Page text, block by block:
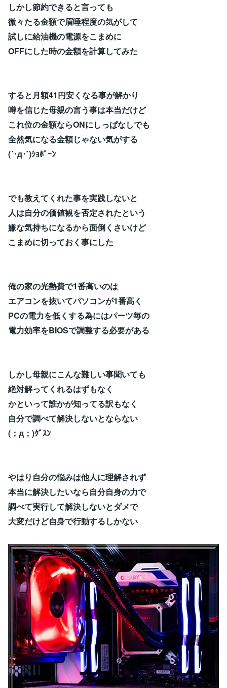
しかし節約できると言っても
微々たる金額で眉唾程度の気がして
試しに給油機の電源をこまめに
OFFにした時の金額を計算してみた
すると月額41円安くなる事が解かり
噂を信じた母親の言う事は本当だけど
これ位の金額ならONにしっぱなしでも
全然気になる金額じゃない気がする
(´･д･`)ｼｮﾎﾞｰﾝ
でも教えてくれた事を実践しないと
人は自分の価値観を否定されたという
嫌な気持ちになるから面倒くさいけど
こまめに切っておく事にした
俺の家の光熱費で1番高いのは
エアコンを抜いてパソコンが1番高く
PCの電力を低くする為にはパーツ毎の
電力効率をBIOSで調整する必要がある
しかし母親にこんな難しい事聞いても
絶対解ってくれるはずもなく
かといって誰かが知ってる訳もなく
自分で調べて解決しないとならない
(；д；)ｸﾞｽﾝ
やはり自分の悩みは他人に理解されず
本当に解決したいなら自分自身の力で
調べて実行して解決しないとダメで
大変だけど自身で行動するしかない